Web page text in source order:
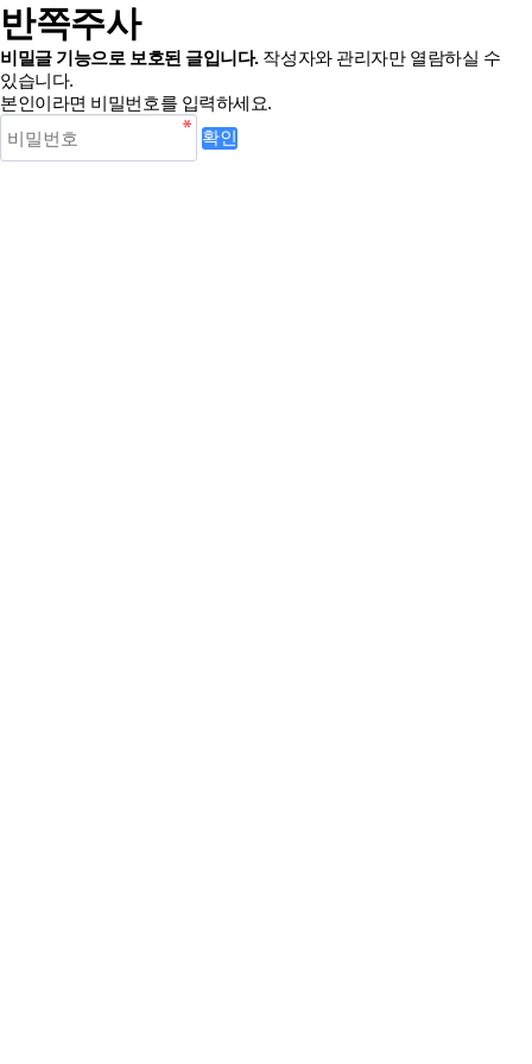
반쪽주사
비밀글 기능으로 보호된 글입니다.작성자와 관리자만 열람하실 수
있습니다.
본인이라면 비밀번호를 입력하세요.